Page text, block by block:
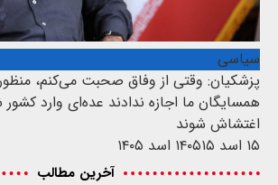
سیاسی
پزشکیان: وقتی از وفاق صحبت می‌کنم،
همسایگان ما اجازه ندادند عده‌ای وارد
اغتشاش شوند
۱۵ اسد ۱۴۰۵
۱۵ اسد ۱۴۰۵
آخرین مطالب